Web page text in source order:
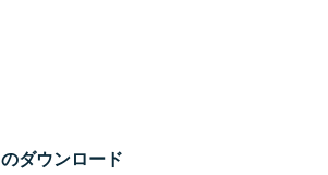
ダウンロード